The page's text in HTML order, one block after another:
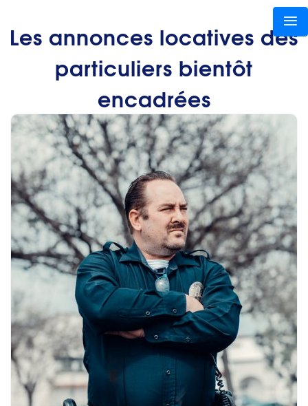
Les annonces locatives des
particuliers bientôt
encadrées